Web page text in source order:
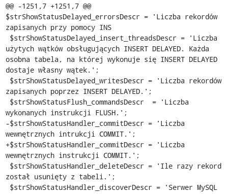
@@ -1251,7 +1251,7 @@
$strShowStatusDelayed_errorsDescr = 'Liczba rekordów
zapisanych przy pomocy INS
użytych wątków obsługujących INSERT DELAYED. Każda
osobna tabela, na której wykonuje się INSERT DELAYED
dostaje własny wątek.';
zapisanych poprzez INSERT DELAYED.';
wykonanych instrukcji FLUSH.';
-$strShowStatusHandler_commitDescr = 'Liczba
wewnętrznych intrukcji COMMIT.';
+$strShowStatusHandler_commitDescr = 'Liczba
wewnętrznych instrukcji COMMIT.';
został usunięty z tabeli.';